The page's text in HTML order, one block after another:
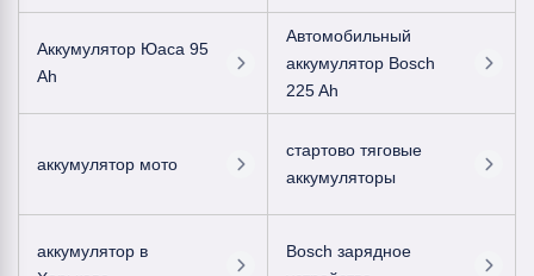
Аккумулятор Юаса 95
Ah
Автомобильный
аккумулятор Bosch
225 Ah
аккумулятор мото
стартово тяговые
аккумуляторы
аккумулятор в
Bosch зарядное